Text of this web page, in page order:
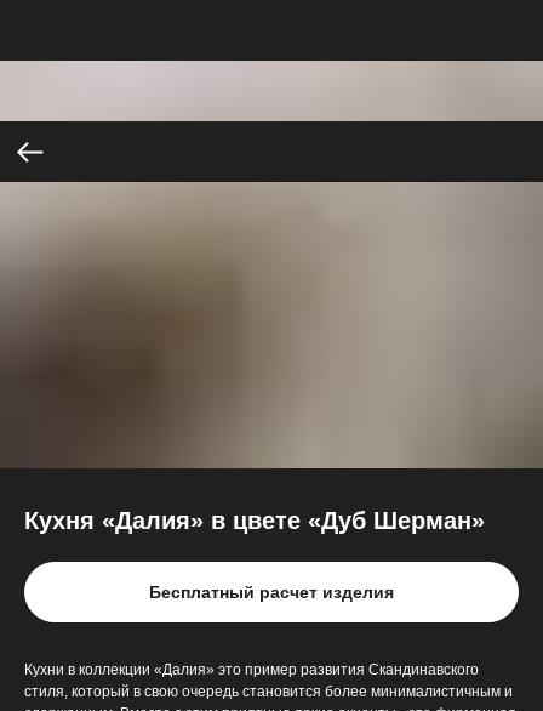
Кухня «Далия» в цвете «Дуб Шерман»
Бесплатный расчет изделия
Кухни в коллекции «Далия» это пример развития Скандинавского
стиля, который в свою очередь становится более минималистичным и